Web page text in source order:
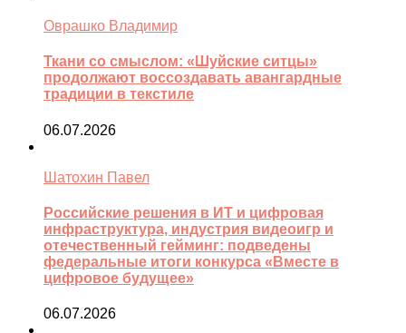
Оврашко Владимир
Ткани со смыслом: «Шуйские ситцы»
продолжают воссоздавать авангардные
традиции в текстиле
06.07.2026
Шатохин Павел
Российские решения в ИТ и цифровая
инфраструктура, индустрия видеоигр и
отечественный гейминг: подведены
федеральные итоги конкурса «Вместе в
цифровое будущее»
06.07.2026